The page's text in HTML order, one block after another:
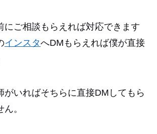
にご相談もらえれば対応できます
インスタへDMもらえれば僕が直接
がいればそちらに直接DMしてもら
。